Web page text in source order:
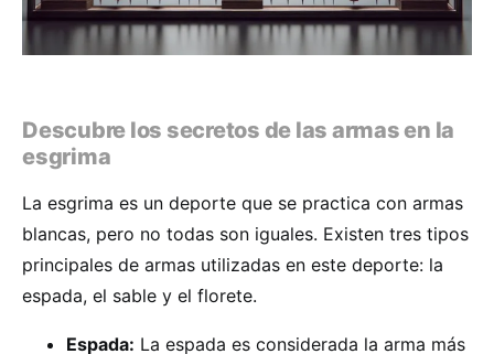
Descubre los secretos de las armas en la
esgrima
La esgrima es un deporte que se practica con armas
blancas, pero no todas son iguales. Existen tres tipos
principales de armas utilizadas en este deporte: la
espada, el sable y el florete.
Espada: La espada es considerada la arma más